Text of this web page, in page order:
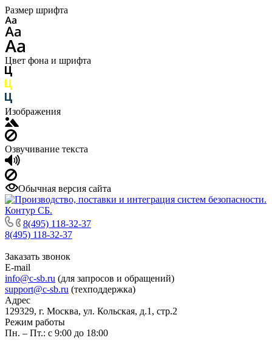
Размер шрифта
Цвет фона и шрифта
Изображения
Озвучивание текста
Обычная версия сайта
8(495) 118-32-37
8(495) 118-32-37
Заказать звонок
E-mail
info@c-sb.ru (для запросов и обращений)
support@c-sb.ru (техподдержка)
Адрес
129329, г. Москва, ул. Кольская, д.1, стр.2
Режим работы
Пн. – Пт.: с 9:00 до 18:00